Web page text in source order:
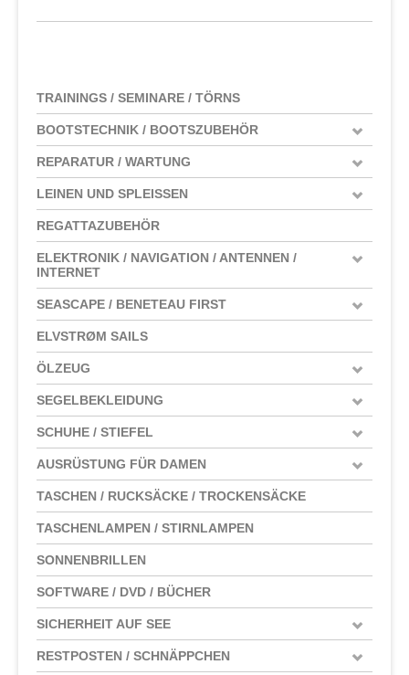
TRAININGS / SEMINARE / TÖRNS
BOOTSTECHNIK / BOOTSZUBEHÖR
REPARATUR / WARTUNG
LEINEN UND SPLEISSEN
REGATTAZUBEHÖR
ELEKTRONIK / NAVIGATION / ANTENNEN /
INTERNET
SEASCAPE / BENETEAU FIRST
ELVSTRØM SAILS
ÖLZEUG
SEGELBEKLEIDUNG
SCHUHE / STIEFEL
AUSRÜSTUNG FÜR DAMEN
TASCHEN / RUCKSÄCKE / TROCKENSÄCKE
TASCHENLAMPEN / STIRNLAMPEN
SONNENBRILLEN
SOFTWARE / DVD / BÜCHER
SICHERHEIT AUF SEE
RESTPOSTEN / SCHNÄPPCHEN